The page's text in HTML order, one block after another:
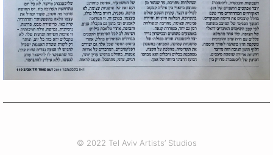
© 2022 Tel Aviv Artists’ Studios